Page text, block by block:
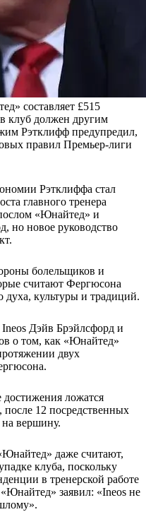
составляет £515
клуб должен другим
Рэтклифф предупредил,
правил Премьер-лиги
Рэтклиффа стал
главного тренера
«Юнайтед» и
но новое руководство
болельщиков и
считают Фергюсона
духа, культуры и традиций.
Ineos Дэйв Брэйлсфорд и
о том, как «Юнайтед»
двух
ложатся
после 12 посредственных
на вершину.
даже считают,
клуба, поскольку
в тренерской работе
заявил: «Ineos не